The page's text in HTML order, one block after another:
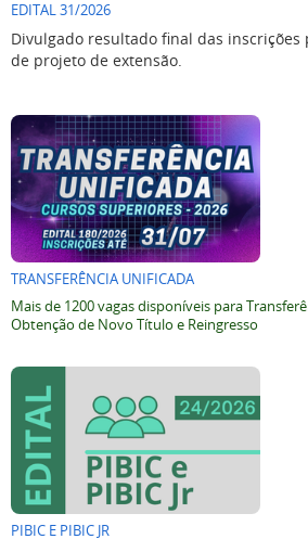
EDITAL 31/2026
Divulgado resultado final das
de projeto de extensão.
TRANSFERÊNCIA UNIFICADA
Mais de 1200 vagas disponíveis para
Obtenção de Novo Título e Reingresso
PIBIC E PIBIC JR